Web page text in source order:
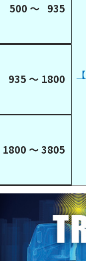
500 ～ 935
935 ～ 1800
1800 ～ 3805